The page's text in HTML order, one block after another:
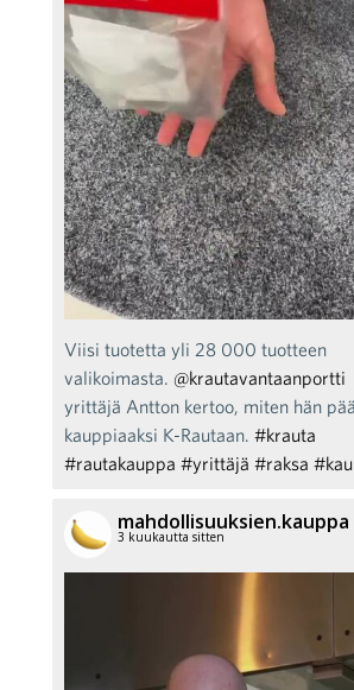
Viisi tuotetta yli 28 000 tuotteen
valikoimasta. @krautavantaanportti
yrittäjä Antton kertoo, miten hän
kauppiaaksi K-Rautaan. #krauta
#rautakauppa #yrittäjä #raksa
mahdollisuuksien.kauppa
3 kuukautta sitten